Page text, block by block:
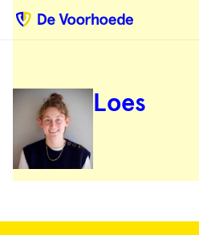
Loes